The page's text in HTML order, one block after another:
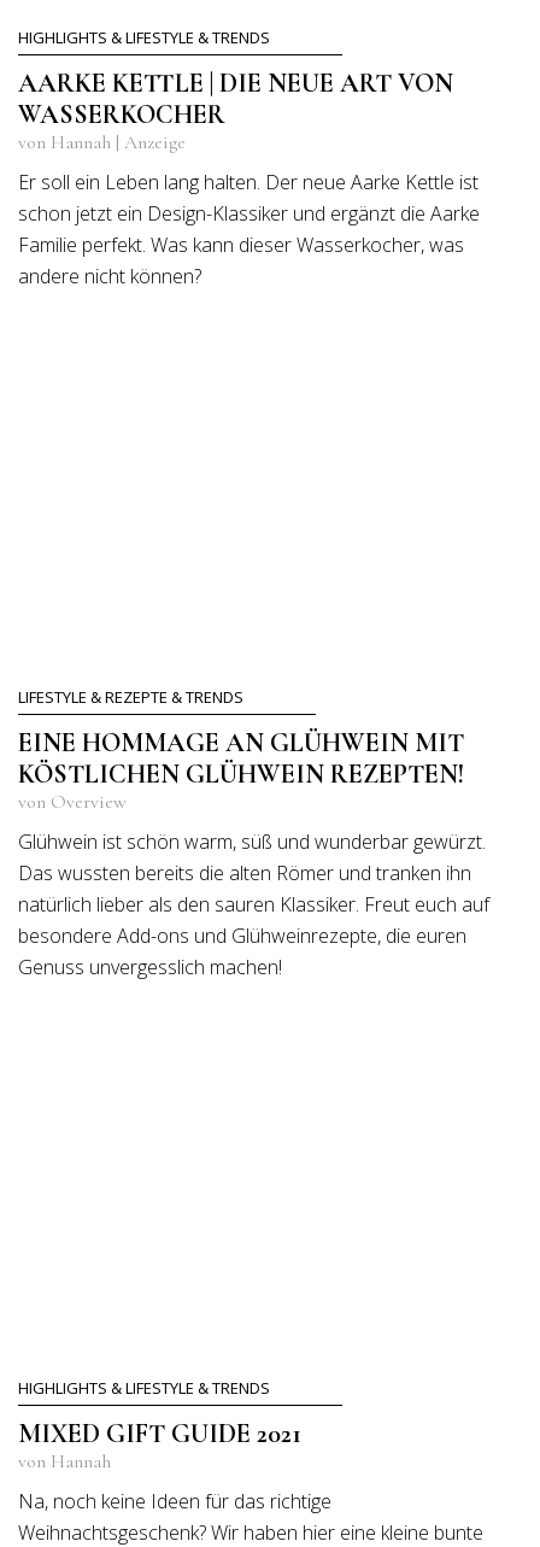
HIGHLIGHTS & LIFESTYLE & TRENDS
AARKE KETTLE | DIE NEUE ART VON
WASSERKOCHER
von Hannah | Anzeige
Er soll ein Leben lang halten. Der neue Aarke Kettle ist
schon jetzt ein Design-Klassiker und ergänzt die Aarke
Familie perfekt. Was kann dieser Wasserkocher, was
andere nicht können?
LIFESTYLE & REZEPTE & TRENDS
EINE HOMMAGE AN GLÜHWEIN MIT
KÖSTLICHEN GLÜHWEIN REZEPTEN!
von Overview
Glühwein ist schön warm, süß und wunderbar gewürzt.
Das wussten bereits die alten Römer und tranken ihn
natürlich lieber als den sauren Klassiker. Freut euch auf
besondere Add-ons und Glühweinrezepte, die euren
Genuss unvergesslich machen!
HIGHLIGHTS & LIFESTYLE & TRENDS
MIXED GIFT GUIDE 2021
von Hannah
Na, noch keine Ideen für das richtige
Weihnachtsgeschenk? Wir haben hier eine kleine bunte